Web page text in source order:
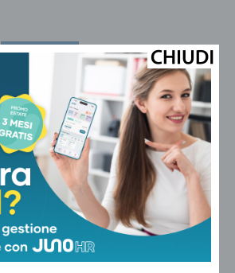
Cultura ed Eventi
Torna la Fiera d’Agosto a
Lamporecchio: appuntamento dall’1
Cultura ed Eventi
Al NaturArt Village di Pistoia si
elegge Miss Granducato
Cultura ed Eventi
Nelle frazioni collinari di Pistoia
torna il ciclo di incontri ‘Leggere,
raccontare, incontrarsi… d’estate’